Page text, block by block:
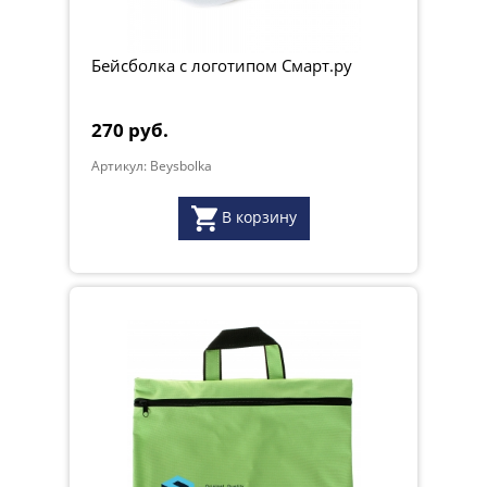
Бейсболка с логотипом Смарт.ру
270 руб.
Артикул: Beysbolka
В корзину